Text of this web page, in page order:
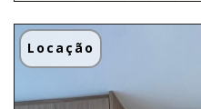
Locação